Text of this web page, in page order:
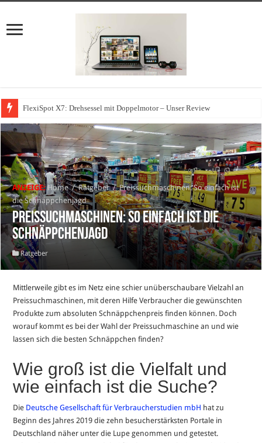
FlexiSpot X7: Drehsessel mit Doppelmotor – Unser Review
ANZEIGE: Home / Ratgeber / Preissuchmaschinen: So einfach ist
die Schnäppchenjagd
Preissuchmaschinen: So einfach ist die
Schnäppchenjagd
Ratgeber
Mittlerweile gibt es im Netz eine schier unüberschaubare Vielzahl an
Preissuchmaschinen, mit deren Hilfe Verbraucher die gewünschten
Produkte zum absoluten Schnäppchenpreis finden können. Doch
worauf kommt es bei der Wahl der Preissuchmaschine an und wie
lassen sich die besten Schnäppchen finden?
Wie groß ist die Vielfalt und
wie einfach ist die Suche?
Die Deutsche Gesellschaft für Verbraucherstudien mbH hat zu
Beginn des Jahres 2019 die zehn besucherstärksten Portale in
Deutschland näher unter die Lupe genommen und getestet.